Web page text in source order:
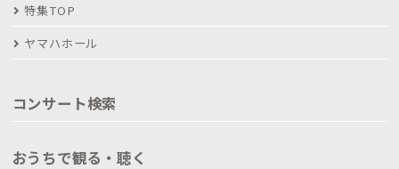
特集TOP
ヤマハホール
コンサート検索
おうちで観る・聴く